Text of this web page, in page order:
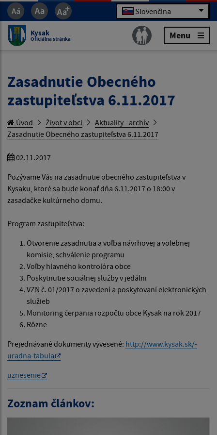
Slovenčina
Kysak
Oficiálna stránka Menu
Zasadnutie Obecného
zastupiteľstva 6.11.2017
Úvod Život v obci
Aktuality - archív
Zasadnutie Obecného zastupiteľstva 6.11.2017
02.11.2017
Pozývame Vás na zasadnutie obecného zastupiteľstva v
Kysaku, ktoré sa bude konať dňa 6.11.2017 o 18:00 v
zasadačke kultúrneho domu.
Program zastupiteľstva:
Otvorenie zasadnutia a voľba návrhovej a volebnej
komisie, schválenie programu
Voľby hlavného kontrolóra obce
Poskytnutie sociálnej služby v jedálni
VZN č. 01/2017 o zavedení a poskytovaní elektronických
služieb
Monitoring čerpania rozpočtu obce Kysak na rok 2017
Rôzne
Prejednávané dokumenty vývesené: http://www.kysak.sk/-
uradna-tabula
uznesenie
Zoznam článkov: